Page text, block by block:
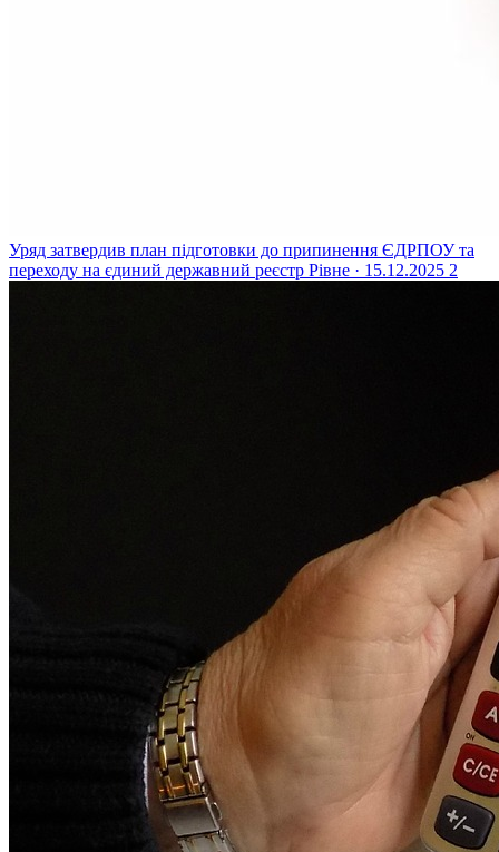
Уряд затвердив план підготовки до припинення ЄДРПОУ та
переходу на єдиний державний реєстр Рівне · 15.12.2025 2